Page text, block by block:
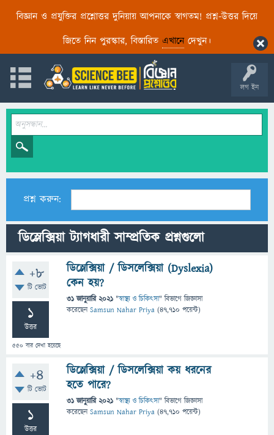
বিজ্ঞান ও প্রযুক্তির প্রশ্নোত্তর দুনিয়ায় আপনাকে স্বাগতম! প্রশ্ন-উত্তর দিয়ে
জিতে নিন পুরস্কার, বিস্তারিত এখানেদেখুন।
লগ ইন
প্রশ্ন করুন:
ডিস্লেক্সিয়া ট্যাগধারী সাম্প্রতিক প্রশ্নগুলো
+8
টি ভোট
1
উত্তর
550 বার দেখা হয়েছে
ডিস্লেক্সিয়া / ডিসলেক্সিয়া (Dyslexia)
কেন হয়?
31 জানুয়ারি 2021 "স্বাস্থ্য ও চিকিৎসা" বিভাগে জিজ্ঞাসা
করেছেনSamsun Nahar Priya (47,710 পয়েন্ট)
+4
টি ভোট
1
উত্তর
ডিস্লেক্সিয়া / ডিসলেক্সিয়া কয় ধরনের
হতে পারে?
31 জানুয়ারি 2021 "স্বাস্থ্য ও চিকিৎসা" বিভাগে জিজ্ঞাসা
করেছেনSamsun Nahar Priya (47,710 পয়েন্ট)